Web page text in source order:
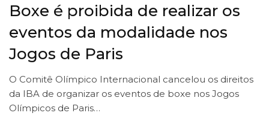
Boxe é proibida de realizar os
eventos da modalidade nos
Jogos de Paris
O Comitê Olímpico Internacional cancelou os direitos
da IBA de organizar os eventos de boxe nos Jogos
Olímpicos de Paris…